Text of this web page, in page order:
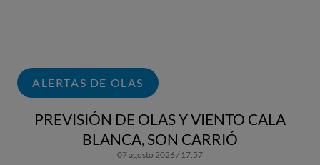
ALERTAS DE OLAS
PREVISIÓN DE OLAS Y VIENTO CALA
BLANCA, SON CARRIÓ
07 agosto 2026 / 17:57